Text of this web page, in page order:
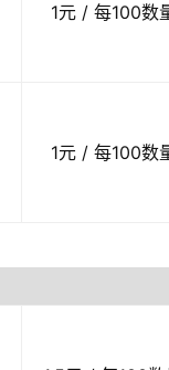
1元 / 每100数
1元 / 每100数